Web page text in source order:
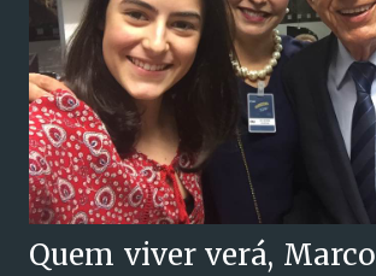
Quem viver verá,